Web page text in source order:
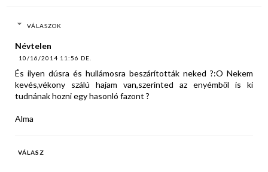
VÁLASZOK
Névtelen
10/16/2014 11:56 DE.
És ilyen dúsra és hullámosra beszárították neked ?:O Nekem
kevés,vékony szálú hajam van,szerinted az enyémből is ki
tudnának hozni egy hasonló fazont ?
Alma
VÁLASZ